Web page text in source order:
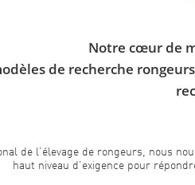
Notre cœur de
de recherche
de l’élevage de rongeurs, nous
haut niveau d’exigence pour